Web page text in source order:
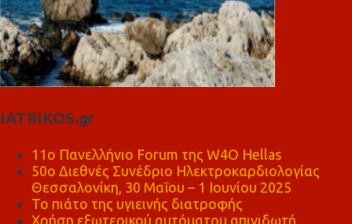
IATRIKOS.gr
11ο Πανελλήνιο Forum της W4O Hellas
50ο Διεθνές Συνέδριο Ηλεκτροκαρδιολογίας
Θεσσαλονίκη, 30 Μαΐου – 1 Ιουνίου 2025
Το πιάτο της υγιεινής διατροφής
Χρήση εξωτερικού αυτόματου απινιδωτή